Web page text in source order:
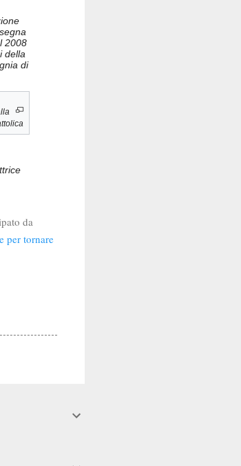
2008
della
di
da
per tornare